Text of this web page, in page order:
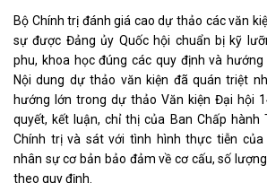
Bộ Chính trị đánh giá cao dự thảo các văn
sự được Đảng ủy Quốc hội chuẩn bị kỹ
phu, khoa học đúng các quy định và
Nội dung dự thảo văn kiện đã quán triệt
hướng lớn trong dự thảo Văn kiện Đại hội
quyết, kết luận, chỉ thị của Ban Chấp hành
Chính trị và sát với tình hình thực tiễn
nhân sự cơ bản bảo đảm về cơ cấu, số
theo quy định.